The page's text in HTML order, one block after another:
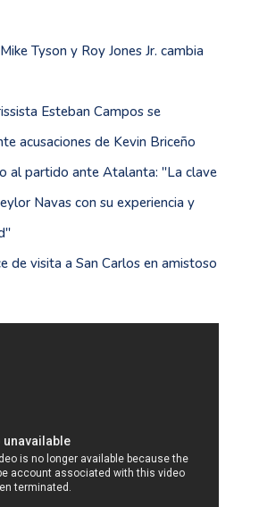
Tyson y Roy Jones Jr. cambia
Esteban Campos se
acusaciones de Kevin Briceño
al partido ante Atalanta: ''La clave
Navas con su experiencia y
de visita a San Carlos en amistoso